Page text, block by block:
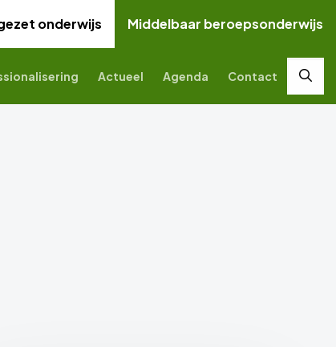
onderwijs Middelbaar beroepsonderwijs
Actueel Agenda Contact